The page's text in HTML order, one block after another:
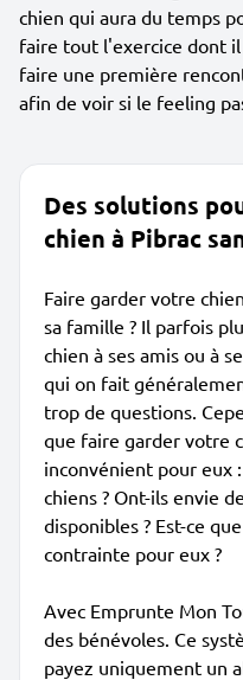
chien qui aura du temps
faire tout l'exercice dont
faire une première
afin de voir si le feeling
Des solutions
chien à Pibrac
Faire garder votre
sa famille ? Il parfois
chien à ses amis ou à
qui on fait
trop de questions.
que faire garder votre
inconvénient pour eux
chiens ? Ont-ils envie
disponibles ? Est-ce
contrainte pour eux ?
Avec Emprunte Mon
des bénévoles. Ce
payez uniquement un